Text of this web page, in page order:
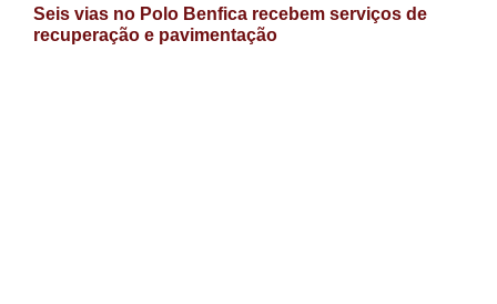
Seis vias no Polo Benfica recebem serviços de
recuperação e pavimentação